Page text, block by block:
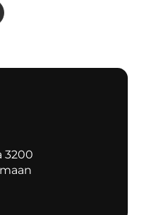
3200